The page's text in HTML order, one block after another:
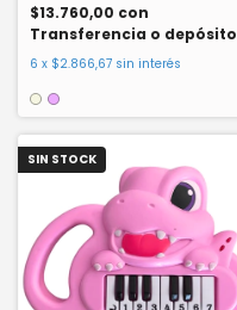
$13.760,00 con
Transferencia o depósito
6 x $2.866,67 sin interés
SIN STOCK